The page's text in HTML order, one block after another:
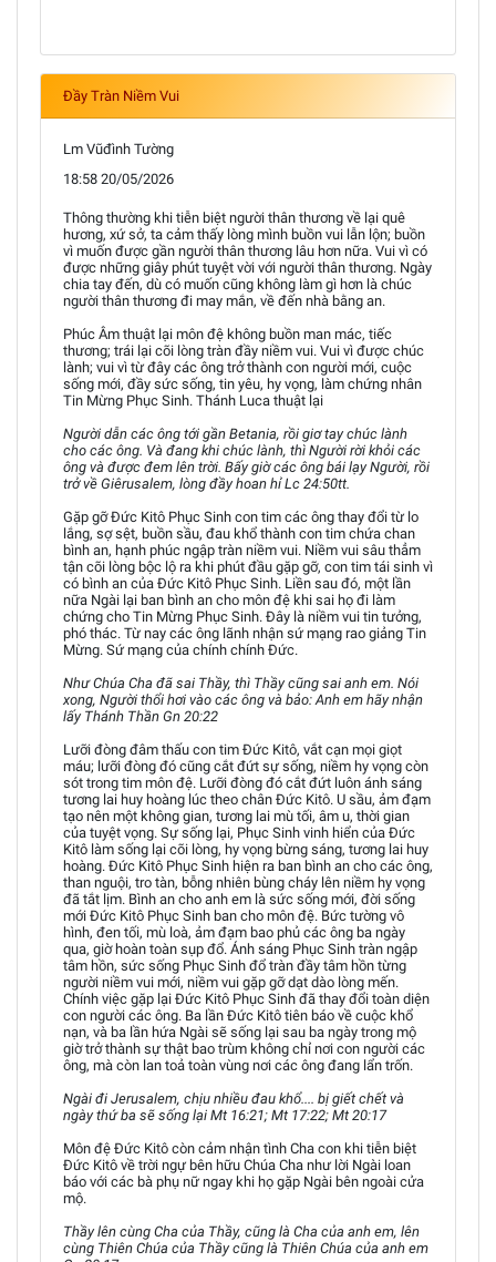
Đầy Tràn Niềm Vui
Lm Vũđình Tường
18:58 20/05/2026
Thông thường khi tiễn biệt người thân thương về lại quê
hương, xứ sở, ta cảm thấy lòng mình buồn vui lẫn lộn; buồn
vì muốn được gần người thân thương lâu hơn nữa. Vui vì có
được những giây phút tuyệt vời với người thân thương. Ngày
chia tay đến, dù có muốn cũng không làm gì hơn là chúc
người thân thương đi may mắn, về đến nhà bằng an.
Phúc Âm thuật lại môn đệ không buồn man mác, tiếc
thương; trái lại cõi lòng tràn đầy niềm vui. Vui vì được chúc
lành; vui vì từ đây các ông trở thành con người mới, cuộc
sống mới, đầy sức sống, tin yêu, hy vọng, làm chứng nhân
Tin Mừng Phục Sinh. Thánh Luca thuật lại
Người dẫn các ông tới gần Betania, rồi giơ tay chúc lành
cho các ông. Và đang khi chúc lành, thì Người rời khỏi các
ông và được đem lên trời. Bấy giờ các ông bái lạy Người, rồi
trở về Giêrusalem, lòng đầy hoan hỉ Lc 24:50tt.
Gặp gỡ Đức Kitô Phục Sinh con tim các ông thay đổi từ lo
lắng, sợ sệt, buồn sầu, đau khổ thành con tim chứa chan
bình an, hạnh phúc ngập tràn niềm vui. Niềm vui sâu thẳm
tận cõi lòng bộc lộ ra khi phút đầu gặp gỡ, con tim tái sinh vì
có bình an của Đức Kitô Phục Sinh. Liền sau đó, một lần
nữa Ngài lại ban bình an cho môn đệ khi sai họ đi làm
chứng cho Tin Mừng Phục Sinh. Đây là niềm vui tin tưởng,
phó thác. Từ nay các ông lãnh nhận sứ mạng rao giảng Tin
Mừng. Sứ mạng của chính chính Đức.
Như Chúa Cha đã sai Thầy, thì Thầy cũng sai anh em. Nói
xong, Người thổi hơi vào các ông và bảo: Anh em hãy nhận
lấy Thánh Thần Gn 20:22
Lưỡi đòng đâm thấu con tim Đức Kitô, vắt cạn mọi giọt
máu; lưỡi đòng đó cũng cắt đứt sự sống, niềm hy vọng còn
sót trong tim môn đệ. Lưỡi đòng đó cắt đứt luôn ánh sáng
tương lai huy hoàng lúc theo chân Đức Kitô. U sầu, ảm đạm
tạo nên một không gian, tương lai mù tối, âm u, thời gian
của tuyệt vọng. Sự sống lại, Phục Sinh vinh hiển của Đức
Kitô làm sống lại cõi lòng, hy vọng bừng sáng, tương lai huy
hoàng. Đức Kitô Phục Sinh hiện ra ban bình an cho các ông,
than nguội, tro tàn, bỗng nhiên bùng cháy lên niềm hy vọng
đã tắt lịm. Bình an cho anh em là sức sống mới, đời sống
mới Đức Kitô Phục Sinh ban cho môn đệ. Bức tường vô
hình, đen tối, mù loà, ảm đạm bao phủ các ông ba ngày
qua, giờ hoàn toàn sụp đổ. Ánh sáng Phục Sinh tràn ngập
tâm hồn, sức sống Phục Sinh đổ tràn đầy tâm hồn từng
người niềm vui mới, niềm vui gặp gỡ dạt dào lòng mến.
Chính việc gặp lại Đức Kitô Phục Sinh đã thay đổi toàn diện
con người các ông. Ba lần Đức Kitô tiên báo về cuộc khổ
nạn, và ba lần hứa Ngài sẽ sống lại sau ba ngày trong mộ
giờ trở thành sự thật bao trùm không chỉ nơi con người các
ông, mà còn lan toả toàn vùng nơi các ông đang lẩn trốn.
Ngài đi Jerusalem, chịu nhiều đau khổ.... bị giết chết và
ngày thứ ba sẽ sống lại Mt 16:21; Mt 17:22; Mt 20:17
Môn đệ Đức Kitô còn cảm nhận tình Cha con khi tiễn biệt
Đức Kitô về trời ngự bên hữu Chúa Cha như lời Ngài loan
báo với các bà phụ nữ ngay khi họ gặp Ngài bên ngoài cửa
mộ.
Thầy lên cùng Cha của Thầy, cũng là Cha của anh em, lên
cùng Thiên Chúa của Thầy cũng là Thiên Chúa của anh em